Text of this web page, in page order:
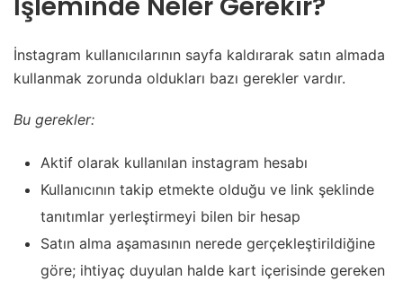
İşleminde Neler Gerekir?
İnstagram kullanıcılarının sayfa kaldırarak satın almada
kullanmak zorunda oldukları bazı gerekler vardır.
Bu gerekler:
Aktif olarak kullanılan instagram hesabı
Kullanıcının takip etmekte olduğu ve link şeklinde
tanıtımlar yerleştirmeyi bilen bir hesap
Satın alma aşamasının nerede gerçekleştirildiğine
göre; ihtiyaç duyulan halde kart içerisinde gereken